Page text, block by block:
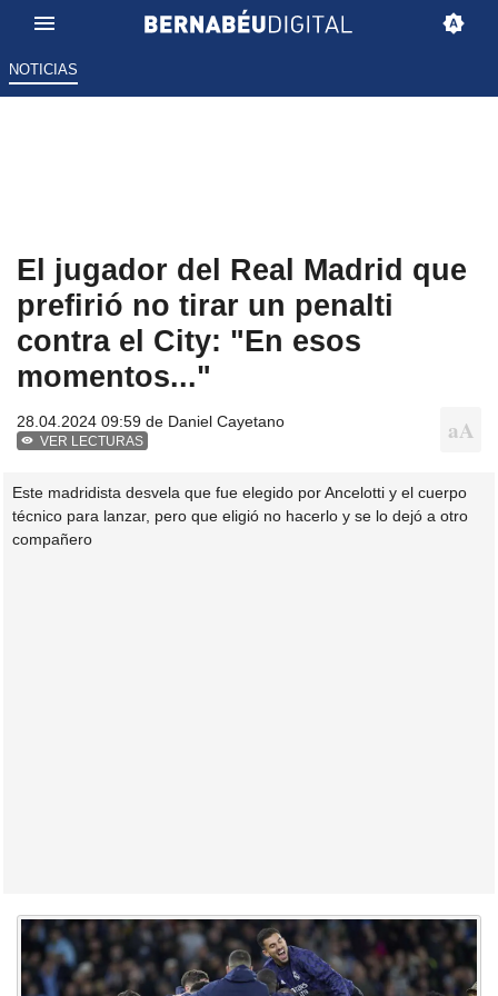
NOTICIAS
El jugador del Real Madrid que
prefirió no tirar un penalti
contra el City: "En esos
momentos..."
28.04.2024 09:59 de Daniel Cayetano
VER LECTURAS
Este madridista desvela que fue elegido por Ancelotti y el cuerpo
técnico para lanzar, pero que eligió no hacerlo y se lo dejó a otro
compañero